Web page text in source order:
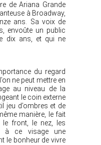
de Ariana Grande
à Broadway,
ans. Sa voix de
envoûte un public
dix ans, et qui ne
du regard
ne peut mettre en
au niveau de la
le coin externe
jeu d’ombres et de
manière, le fait
le front, le nez, les
à ce visage une
le bonheur de vivre